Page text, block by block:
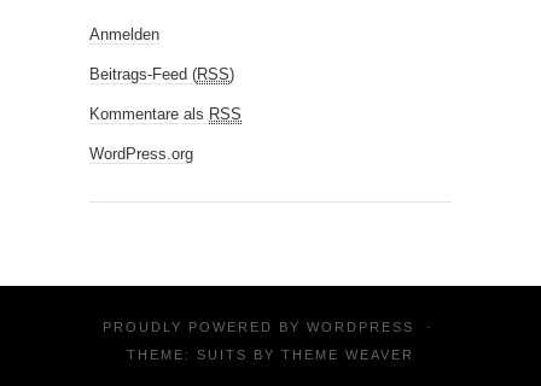
Anmelden
Beitrags-Feed (RSS)
Kommentare als RSS
WordPress.org
PROUDLY POWERED BY WORDPRESS
·
THEME: SUITS BY THEME WEAVER